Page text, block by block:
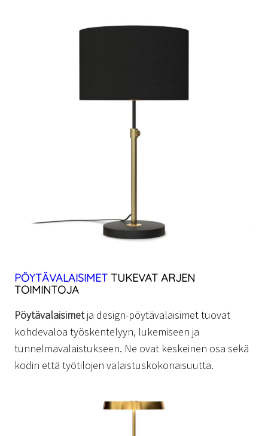
PÖYTÄVALAISIMET TUKEVAT ARJEN
TOIMINTOJA
Pöytävalaisimetja design-pöytävalaisimet tuovat
kohdevaloa työskentelyyn, lukemiseen ja
tunnelmavalaistukseen. Ne ovat keskeinen osa sekä
kodin että työtilojen valaistuskokonaisuutta.